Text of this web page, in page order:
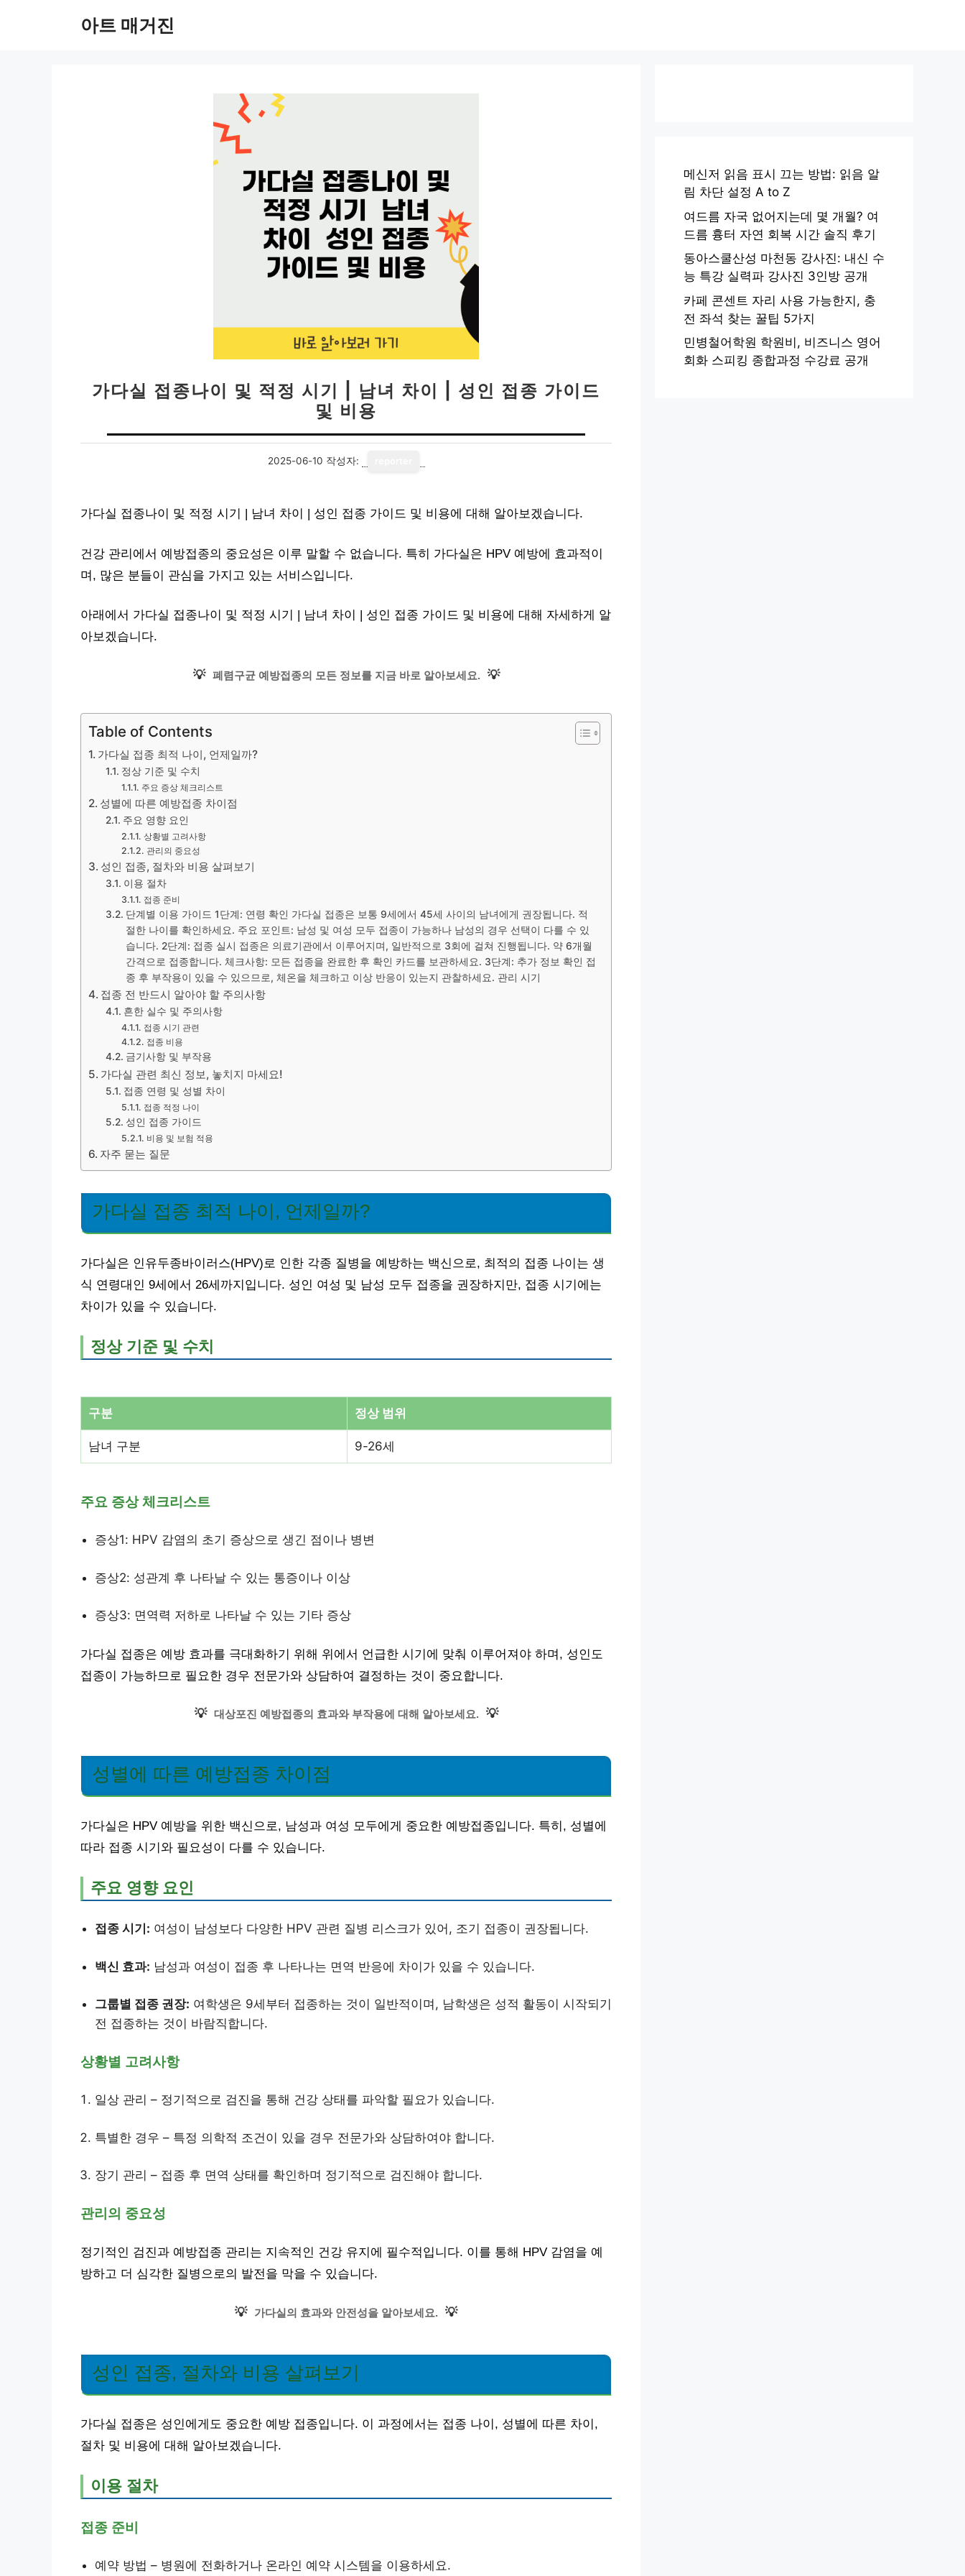
아트 매거진
가다실 접종나이 및 적정 시기 | 남녀 차이 | 성인 접종 가이드
및 비용
2025-06-10 작성자:
가다실 접종나이 및 적정 시기 | 남녀 차이 | 성인 접종 가이드 및 비용에 대해 알아보겠습니다.
건강 관리에서 예방접종의 중요성은 이루 말할 수 없습니다. 특히 가다실은 HPV 예방에 효과적이
며, 많은 분들이 관심을 가지고 있는 서비스입니다.
아래에서 가다실 접종나이 및 적정 시기 | 남녀 차이 | 성인 접종 가이드 및 비용에 대해 자세하게 알
아보겠습니다.
💡 폐렴구균 예방접종의 모든 정보를 지금 바로 알아보세요. 💡
Table of Contents
가다실 접종 최적 나이, 언제일까?
정상 기준 및 수치
주요 증상 체크리스트
성별에 따른 예방접종 차이점
주요 영향 요인
상황별 고려사항
관리의 중요성
성인 접종, 절차와 비용 살펴보기
이용 절차
접종 준비
단계별 이용 가이드 1단계: 연령 확인 가다실 접종은 보통 9세에서 45세 사이의 남녀에게 권장됩니다. 적
절한 나이를 확인하세요. 주요 포인트: 남성 및 여성 모두 접종이 가능하나 남성의 경우 선택이 다를 수 있
습니다. 2단계: 접종 실시 접종은 의료기관에서 이루어지며, 일반적으로 3회에 걸쳐 진행됩니다. 약 6개월
간격으로 접종합니다. 체크사항: 모든 접종을 완료한 후 확인 카드를 보관하세요. 3단계: 추가 정보 확인 접
종 후 부작용이 있을 수 있으므로, 체온을 체크하고 이상 반응이 있는지 관찰하세요. 관리 시기
접종 전 반드시 알아야 할 주의사항
흔한 실수 및 주의사항
접종 시기 관련
접종 비용
금기사항 및 부작용
가다실 관련 최신 정보, 놓치지 마세요!
접종 연령 및 성별 차이
접종 적정 나이
성인 접종 가이드
비용 및 보험 적용
자주 묻는 질문
가다실 접종 최적 나이, 언제일까?
가다실은 인유두종바이러스(HPV)로 인한 각종 질병을 예방하는 백신으로, 최적의 접종 나이는 생
식 연령대인 9세에서 26세까지입니다. 성인 여성 및 남성 모두 접종을 권장하지만, 접종 시기에는
차이가 있을 수 있습니다.
정상 기준 및 수치
구분 정상 범위
남녀 구분 9-26세
주요 증상 체크리스트
증상1: HPV 감염의 초기 증상으로 생긴 점이나 병변
증상2: 성관계 후 나타날 수 있는 통증이나 이상
증상3: 면역력 저하로 나타날 수 있는 기타 증상
가다실 접종은 예방 효과를 극대화하기 위해 위에서 언급한 시기에 맞춰 이루어져야 하며, 성인도
접종이 가능하므로 필요한 경우 전문가와 상담하여 결정하는 것이 중요합니다.
💡 대상포진 예방접종의 효과와 부작용에 대해 알아보세요. 💡
성별에 따른 예방접종 차이점
가다실은 HPV 예방을 위한 백신으로, 남성과 여성 모두에게 중요한 예방접종입니다. 특히, 성별에
따라 접종 시기와 필요성이 다를 수 있습니다.
주요 영향 요인
접종 시기: 여성이 남성보다 다양한 HPV 관련 질병 리스크가 있어, 조기 접종이 권장됩니다.
백신 효과: 남성과 여성이 접종 후 나타나는 면역 반응에 차이가 있을 수 있습니다.
그룹별 접종 권장: 여학생은 9세부터 접종하는 것이 일반적이며, 남학생은 성적 활동이 시작되기
전 접종하는 것이 바람직합니다.
상황별 고려사항
일상 관리 – 정기적으로 검진을 통해 건강 상태를 파악할 필요가 있습니다.
특별한 경우 – 특정 의학적 조건이 있을 경우 전문가와 상담하여야 합니다.
장기 관리 – 접종 후 면역 상태를 확인하며 정기적으로 검진해야 합니다.
관리의 중요성
정기적인 검진과 예방접종 관리는 지속적인 건강 유지에 필수적입니다. 이를 통해 HPV 감염을 예
방하고 더 심각한 질병으로의 발전을 막을 수 있습니다.
💡 가다실의 효과와 안전성을 알아보세요. 💡
성인 접종, 절차와 비용 살펴보기
가다실 접종은 성인에게도 중요한 예방 접종입니다. 이 과정에서는 접종 나이, 성별에 따른 차이,
절차 및 비용에 대해 알아보겠습니다.
이용 절차
접종 준비
예약 방법 – 병원에 전화하거나 온라인 예약 시스템을 이용하세요.
메신저 읽음 표시 끄는 방법: 읽음 알
림 차단 설정 A to Z
여드름 자국 없어지는데 몇 개월? 여
드름 흉터 자연 회복 시간 솔직 후기
동아스쿨산성 마천동 강사진: 내신 수
능 특강 실력파 강사진 3인방 공개
카페 콘센트 자리 사용 가능한지, 충
전 좌석 찾는 꿀팁 5가지
민병철어학원 학원비, 비즈니스 영어
회화 스피킹 종합과정 수강료 공개